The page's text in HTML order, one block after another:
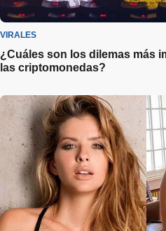
VIRALES
¿Cuáles son los dilemas más
las criptomonedas?